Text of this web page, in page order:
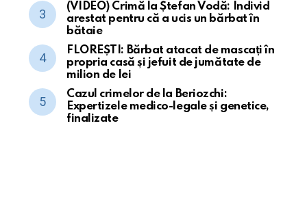
(VIDEO) Crimă la Ștefan Vodă: Individ
arestat pentru că a ucis un bărbat în
bătaie
FLOREȘTI: Bărbat atacat de mascați în
propria casă și jefuit de jumătate de
milion de lei
Cazul crimelor de la Beriozchi:
Expertizele medico-legale și genetice,
finalizate